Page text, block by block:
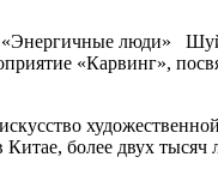
«Энергичные люди»
«Карвинг»,
более двух тысяч